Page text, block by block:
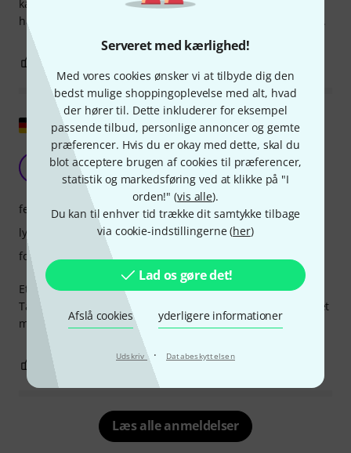
Serveret med kærlighed!
Med vores cookies ønsker vi at tilbyde dig den
bedst mulige shoppingoplevelse med alt, hvad
der hører til. Dette inkluderer for eksempel
passende tilbud, personlige annoncer og gemte
præferencer. Hvis du er okay med dette, skal du
blot acceptere brugen af cookies til præferencer,
statistik og markedsføring ved at klikke på "I
orden!" (vis alle).
Du kan til enhver tid trække dit samtykke tilbage
via cookie-indstillingerne (her)
Lad os gøre det!
Afslå cookies yderligere informationer
Udskriv · Databeskyttelsen
kan også varmt anbefale dette instrument til alle
harmonikaentusiaster, der ønsker at udvide deres samling.
13
Vis original
Fantastisk lyd
Andreas999 24.08.2011
Et fantastisk begynderinstrument med en kraftfuld bas.
Tangenterne er meget lette at trykke på. For prisen er det et
meget vellavet instrument.
features
lyd
forarbejdning
ANMELD BEDØMMELSE
Læs alle anmeldelser